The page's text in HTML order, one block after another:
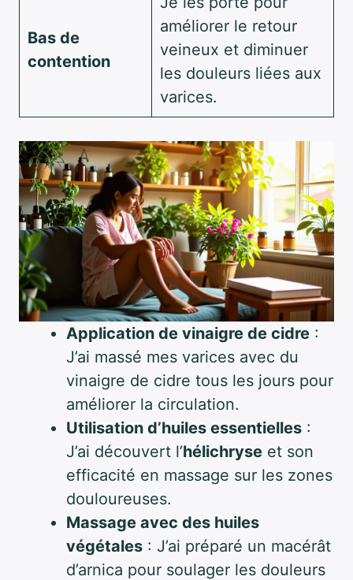
Bas de
contention
améliorer le retour
veineux et diminuer
les douleurs liées aux
varices.
Application de vinaigre de cidre :
J’ai massé mes varices avec du
vinaigre de cidre tous les jours pour
améliorer la circulation.
Utilisation d’huiles essentielles :
J’ai découvert l’hélichryse et son
efficacité en massage sur les zones
douloureuses.
Massage avec des huiles
végétales : J’ai préparé un macérât
d’arnica pour soulager les douleurs